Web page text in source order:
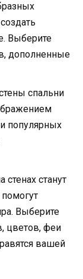
Выберите
дополненные
спальни
популярных
стенах станут
Выберите
цветов, феи
вашей